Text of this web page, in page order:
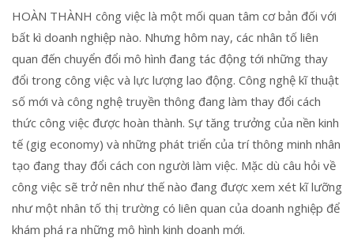
HOÀN THÀNH công việc là một mối quan tâm cơ bản đối với
bất kì doanh nghiệp nào. Nhưng hôm nay, các nhân tố liên
quan đến chuyển đổi mô hình đang tác động tới những thay
đổi trong công việc và lực lượng lao động. Công nghệ kĩ thuật
số mới và công nghệ truyền thông đang làm thay đổi cách
thức công việc được hoàn thành. Sự tăng trưởng của nền kinh
tế (gig economy) và những phát triển của trí thông minh nhân
tạo đang thay đổi cách con người làm việc. Mặc dù câu hỏi về
công việc sẽ trở nên như thế nào đang được xem xét kĩ lưỡng
như một nhân tố thị trường có liên quan của doanh nghiệp để
khám phá ra những mô hình kinh doanh mới.